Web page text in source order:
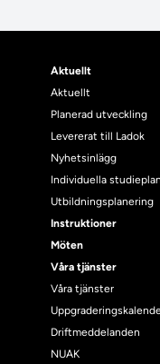
Aktuellt
Aktuellt
Planerad utveckling
Levererat till Ladok
Nyhetsinlägg
Individuella
Utbildningsplanering
Instruktioner
Möten
Våra tjänster
Våra tjänster
Driftmeddelanden
NUAK